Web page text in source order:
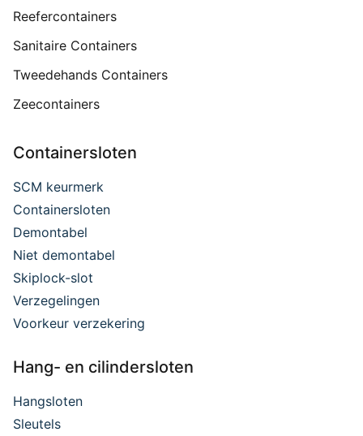
Reefercontainers
Sanitaire Containers
Tweedehands Containers
Zeecontainers
Containersloten
SCM keurmerk
Containersloten
Demontabel
Niet demontabel
Skiplock-slot
Verzegelingen
Voorkeur verzekering
Hang- en cilindersloten
Hangsloten
Sleutels